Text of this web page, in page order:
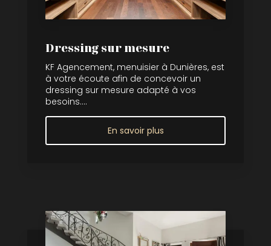
Dressing sur mesure
KF Agencement, menuisier à Dunières, est
à votre écoute afin de concevoir un
dressing sur mesure adapté à vos
besoins....
En savoir plus